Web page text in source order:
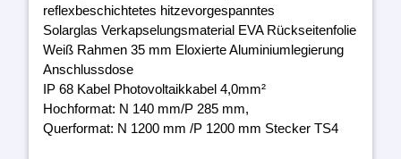
reflexbeschichtetes hitzevorgespanntes
Solarglas Verkapselungsmaterial EVA Rückseitenfolie
Weiß Rahmen 35 mm Eloxierte Aluminiumlegierung
Anschlussdose
IP 68 Kabel Photovoltaikkabel 4,0mm²
Hochformat: N 140 mm/P 285 mm,
Querformat: N 1200 mm /P 1200 mm Stecker TS4